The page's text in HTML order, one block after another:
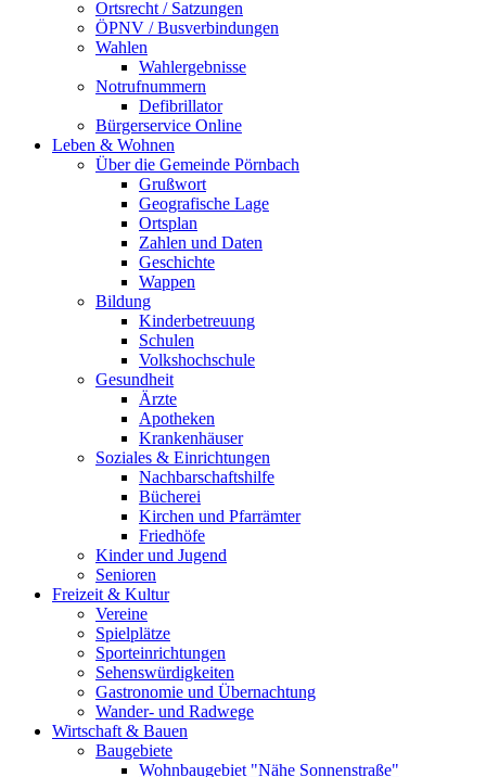
Ortsrecht / Satzungen
ÖPNV / Busverbindungen
Wahlen
Wahlergebnisse
Notrufnummern
Defibrillator
Bürgerservice Online
Leben & Wohnen
Über die Gemeinde Pörnbach
Grußwort
Geografische Lage
Ortsplan
Zahlen und Daten
Geschichte
Wappen
Bildung
Kinderbetreuung
Schulen
Volkshochschule
Gesundheit
Ärzte
Apotheken
Krankenhäuser
Soziales & Einrichtungen
Nachbarschaftshilfe
Bücherei
Kirchen und Pfarrämter
Friedhöfe
Kinder und Jugend
Senioren
Freizeit & Kultur
Vereine
Spielplätze
Sporteinrichtungen
Sehenswürdigkeiten
Gastronomie und Übernachtung
Wander- und Radwege
Wirtschaft & Bauen
Baugebiete
Wohnbaugebiet "Nähe Sonnenstraße"